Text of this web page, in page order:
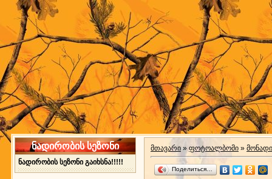
ნადირობის სეზონი
ნადირობის სეზონი გაიხსნა!!!!!
მთავარი » ფოტოალბომი »
Поделиться…